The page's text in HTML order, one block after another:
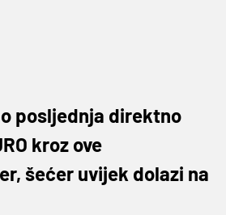
posljednja direktno
kroz ove
šećer uvijek dolazi na